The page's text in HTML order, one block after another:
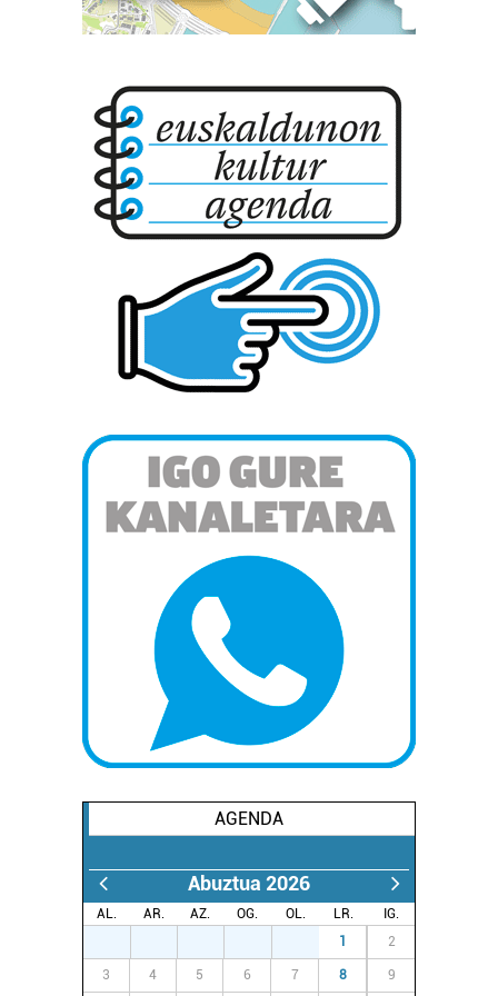
datuen atalean. Edozein unetan alda edo ken dezakezu
zure baimena Cookieen adierazpenean.
Webgune honek cookie propioak eta hirugarrenen cookie-
fitxategiak erabiltzen ditu. Zure esperientzia eta
zerbitzuak hobetzeko asmoz, cookie teknologiaz
baliatzen gara. Ohar hau onartuz gero, teknologia hori
erabiltzeko baimen esplizitua ematen diguzu.
AGENDA
Abuztua 2026
AL. AR. AZ. OG. OL. LR.
IG.
1 2
3 4 5 6 7 8 9